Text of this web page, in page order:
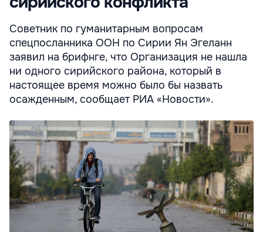
Советник по гуманитарным вопросам
спецпосланника ООН по Сирии Ян Эгеланн
заявил на брифнге, что Организация не нашла
ни одного сирийского района, который в
настоящее время можно было бы назвать
осажденным, сообщает РИА «Новости».